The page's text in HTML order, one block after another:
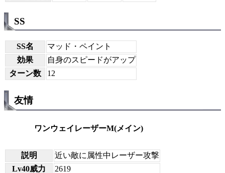
SS
SS名
マッド・ペイント
効果
自身のスピードがアップ
ターン数
12
友情
ワンウェイレーザーM(メイン)
説明
近い敵に属性中レーザー攻撃
Lv40威力
2619